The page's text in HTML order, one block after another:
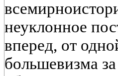
неуклонное
вперед, от
большевизма